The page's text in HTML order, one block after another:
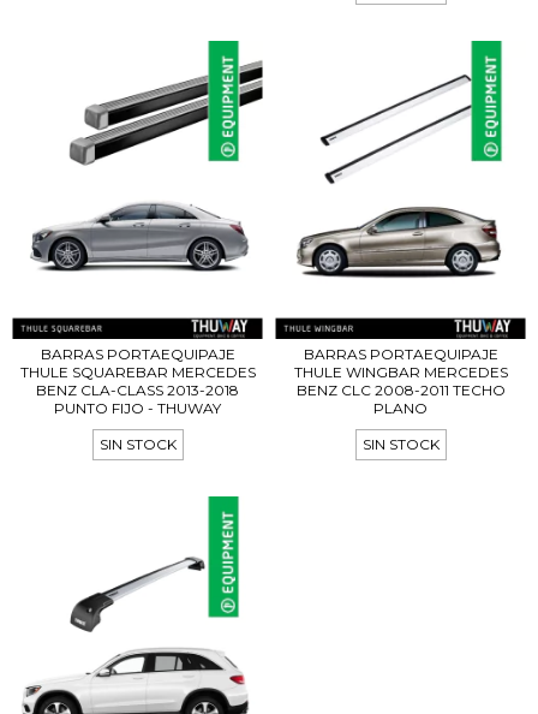
BARRAS PORTAEQUIPAJE
THULE SQUAREBAR MERCEDES
BENZ CLA-CLASS 2013-2018
PUNTO FIJO - THUWAY
SIN STOCK
BARRAS PORTAEQUIPAJE
THULE WINGBAR MERCEDES
BENZ CLC 2008-2011 TECHO
PLANO
SIN STOCK